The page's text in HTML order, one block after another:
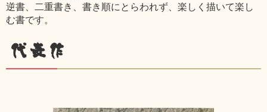
逆書、二重書き、書き順にとらわれず、楽しく描いて楽し
む書です。
代表作